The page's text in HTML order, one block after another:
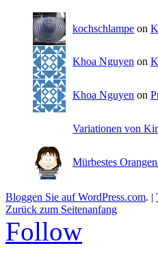
kochschlampe on
Khoa Nguyen on
Khoa Nguyen on
Variationen von
Mürbestes
Bloggen Sie auf WordPress.com. |
Zurück zum Seitenanfang
Follow